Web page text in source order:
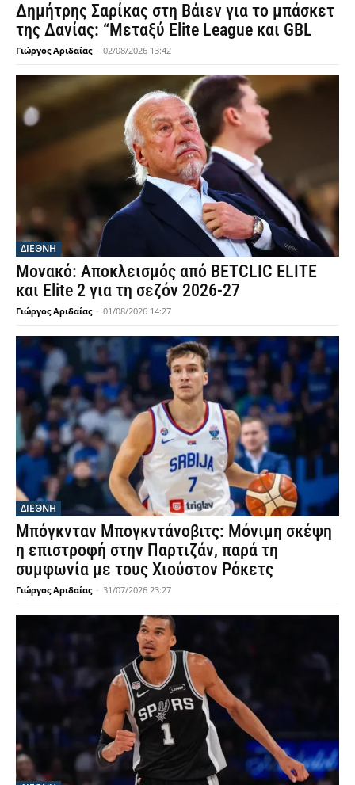
Δημήτρης Σαρίκας στη Βάιεν για το μπάσκετ
της Δανίας: “Μεταξύ Elite League και GBL
Γιώργος Αριδαίας - 02/08/2026 13:42
ΔΙΕΘΝΗ
Μονακό: Αποκλεισμός από BETCLIC ELITE
και Elite 2 για τη σεζόν 2026-27
Γιώργος Αριδαίας - 01/08/2026 14:27
ΔΙΕΘΝΗ
Μπόγκνταν Μπογκντάνοβιτς: Μόνιμη σκέψη
η επιστροφή στην Παρτιζάν, παρά τη
συμφωνία με τους Χιούστον Ρόκετς
Γιώργος Αριδαίας - 31/07/2026 23:27